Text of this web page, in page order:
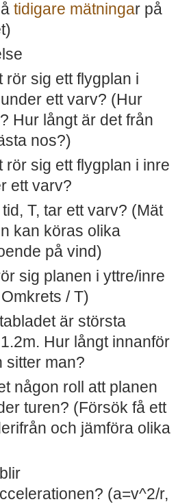
tidigare mätningar på
rör sig ett flygplan i
ett varv? (Hur
Hur långt är det från
nos?)
rör sig ett flygplan i inre
ett varv?
T, tar ett varv? (Mät
kan köras olika
på vind)
sig planen i yttre/inre
/ T)
är största
Hur långt innanför
sitter man?
någon roll att planen
turen? (Försök få ett
och jämföra olika
(a=v^2/r,